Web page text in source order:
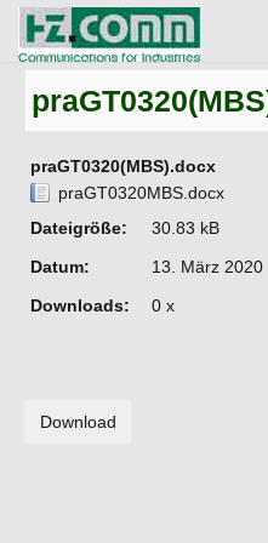
praGT0320(MBS).docx
praGT0320MBS.docx
Dateigröße:
30.83 kB
Datum:
13. März 2020
Downloads:
0 x